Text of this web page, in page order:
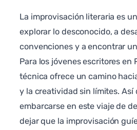
La improvisación literaria es
explorar lo desconocido, a
convenciones y a encontrar
Para los jóvenes escritores en
técnica ofrece un camino
y la creatividad sin límites. Así
embarcarse en este viaje de
dejar que la improvisación